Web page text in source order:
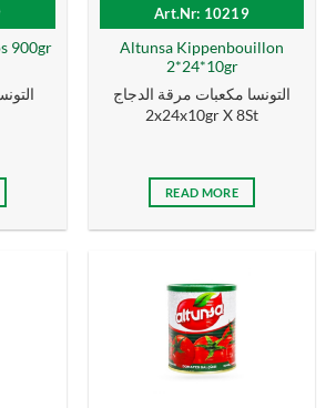
900gr
Art.Nr: 10219
Altunsa Kippenbouillon
2*24*10gr
التونسا مكعبات مرقة الدجاج
2x24x10gr X 8St
READ MORE